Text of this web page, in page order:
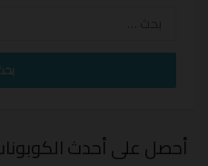
أحصل على أحدث